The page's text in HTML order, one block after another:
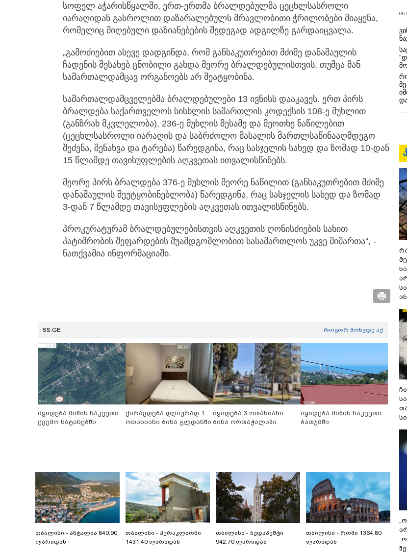
სოფელ აჭარისწყალში, ერთ-ერთმა ბრალდებულმა ცეცხლსასროლი
იარაღიდან გასროლით დაზარალებულს მრავლობითი ჭრილობები მიაყენა,
რომელიც მიღებული დაზიანებების შედეგად ადგილზე გარდაიცვალა.
„გამოძიებით ასევე დადგინდა, რომ განსაკუთრებით მძიმე დანაშაულის
ჩადენის შესახებ ცნობილი გახდა მეორე ბრალდებულისთვის, თუმცა მან
სამართალდამცავ ორგანოებს არ შეატყობინა.
სამართალდამცველებმა ბრალდებულები 13 ივნისს დააკავეს. ერთ პირს
ბრალდება საქართველოს სისხლის სამართლის კოდექსის 108-ე მუხლით
(განზრახ მკვლელობა), 236-ე მუხლის მესამე და მეოთხე ნაწილებით
(ცეცხლსასროლი იარაღის და საბრძოლო მასალის მართლსაწინააღმდეგო
შეძენა, შენახვა და ტარება) წარედგინა, რაც სასჯელის სახედ და ზომად 10-დან
15 წლამდე თავისუფლების აღკვეთას ითვალისწინებს.
მეორე პირს ბრალდება 376-ე მუხლის მეორე ნაწილით (განსაკუთრებით მძიმე
დანაშაულის შეუტყობინებლობა) წარედგინა, რაც სასჯელის სახედ და ზომად
3-დან 7 წლამდე თავისუფლების აღკვეთას ითვალისწინებს.
პროკურატურამ ბრალდებულებისთვის აღკვეთის ღონისძიების სახით
პატიმრობის შეფარდების შუამდგომლობით სასამართლოს უკვე მიმართა“, -
ნათქვამია ინფორმაციაში.
SS.GE როგორ მოხვდე აქ
იყიდება მიწის ნაკვეთი
ქვემო ნატანებში
ქირავდება დღიურად 1
ოთახიანი ბინა გლდანში
იყიდება 3 ოთახიანი
ბინა ორთაჭალაში
იყიდება მიწის ნაკვეთი
ბათუმში
თბილისი - ანტალია 840.90
ლარიდან
თბილისი - ჰერაკლიონი
1431.40 ლარიდან
თბილისი - ბუდაპეშტი
942.70 ლარიდან
თბილისი - რომი 1364.80
ლარიდან